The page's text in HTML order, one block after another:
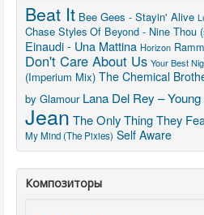
Beat It Bee Gees - Stayin' Alive
Chase Styles Of Beyond - Nine Thou
Einaudi - Una Mattina Horizon
Don't Care About Us Your Best
(Imperium Mix) The Chemical
by Glamour Lana Del Rey –
Jean The Only Thing They
My Mind (The Pixies) Self Aware
Композиторы